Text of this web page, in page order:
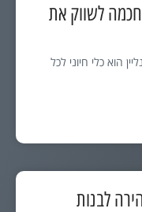
לשווק את
הוא כלי חיוני לכל
לבנות